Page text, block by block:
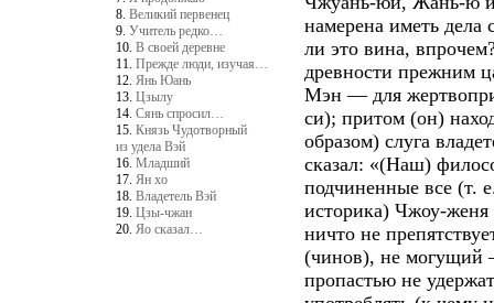
8. Великий первенец
9. Учитель редко…
10. В своей деревне
11. Прежде люди, изучая…
12. Янь Юань
13. Цзылу
14. Сянь спросил…
15. Князь Чудотворный
из удела Вэй
16. Младший
17. Ян хо
18. Владетель Вэй
19. Цзы-чжан
20. Яо сказал…
намерена иметь
ли это вина,
древности прежним
Мэн — для
си); притом (он)
образом) слуга
сказал: «(Наш)
подчиненные все (т.
историка) Чжоу-женя
ничто не
(чинов), не могущий
пропастью не